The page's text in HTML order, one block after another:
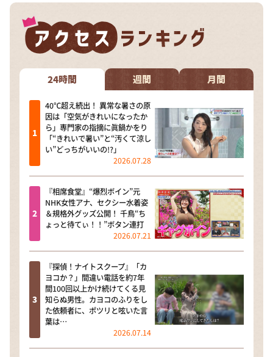
24時間 週間 月間
40℃超え続出！ 異常な暑さの原
因は「空気がきれいになったか
ら」専門家の指摘に眞鍋かをり
「“きれいで暑い”と“汚くて涼し
い”どっちがいいの!?」
2026.07.28
『相席食堂』“爆烈ボイン”元
NHK女性アナ、セクシー水着姿
＆規格外グッズ公開！ 千鳥“ち
ょっと待てぃ！！”ボタン連打
2026.07.21
『探偵！ナイトスクープ』「カ
ヨコか？」間違い電話を約7年
間100回以上かけ続けてくる見
知らぬ男性。カヨコのふりをし
た依頼者に、ポツリと呟いた言
葉は…
2026.07.14